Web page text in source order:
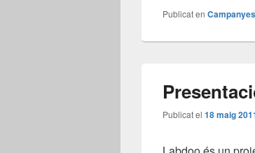
Publicat en Campanyes
Publicat el 18 maig